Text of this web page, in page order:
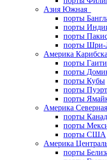
Азия Южная
порты
порты
порты
порты Шри-
Америка
порты Гаити
порты
порты Кубы
порты
порты
Америка Северная
порты
порты
порты США
Америка
порты